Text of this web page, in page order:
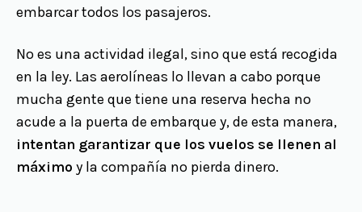
embarcar todos los pasajeros.
No es una actividad ilegal, sino que está recogida
en la ley. Las aerolíneas lo llevan a cabo porque
mucha gente que tiene una reserva hecha no
acude a la puerta de embarque y, de esta manera,
intentan garantizar que los vuelos se llenen al
máximo y la compañía no pierda dinero.